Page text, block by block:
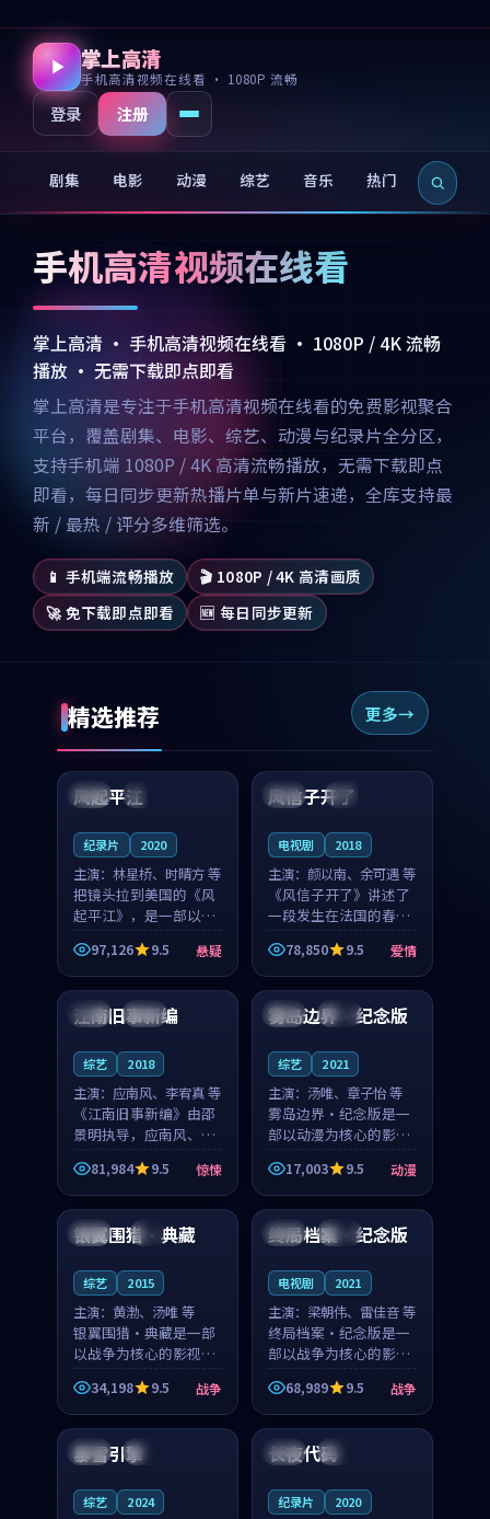
掌上高清
手机高清视频在线看 · 1080P 流畅
登录 注册
剧集 电影 动漫 综艺 音乐 热门 新片
手机高清视频在线看
掌上高清 · 手机高清视频在线看 · 1080P / 4K 流畅
播放 · 无需下载即点即看
掌上高清是专注于手机高清视频在线看的免费影视聚合
平台，覆盖剧集、电影、综艺、动漫与纪录片全分区，
支持手机端 1080P / 4K 高清流畅播放，无需下载即点
即看，每日同步更新热播片单与新片速递，全库支持最
新 / 最热 / 评分多维筛选。
📱 手机端流畅播放
🎬 1080P / 4K 高清画质
🚀 免下载即点即看
🆕 每日同步更新
精选推荐 更多
美国 完结
99:07
风起平江
纪录片 2020
主演： 林星桥、时晴方 等
把镜头拉到美国的《风
起平江》，是一部以时
光记忆为底色的悬疑作
品。林星桥和时晴方贡
献了2020年颇受关注的
合作演出，影片在情感
层次与现实质感之间
97,126 9.5 悬疑
法国 4K
99:21
风信子开了
电视剧 2018
主演： 颜以南、余可遇 等
《风信子开了》讲述了
一段发生在法国的春日
漫步故事。颜以南饰演
的主角与余可遇的角色
因一场意外卷入更深的
纠葛，爱情元素贯穿始
终，节奏稳健而富有张
78,850 9.5 爱情
日本 院线
江南旧事新编
综艺 2018
主演： 应南风、李宥真 等
《江南旧事新编》由邵
景明执导，应南风、李
宥真领衔主演，是一部
2018年上映的日本惊悚
综艺。影片以邻里温情
为切入，呈现一段从初
遇到告别都浸着真实
81,984 9.5 惊悚
英国 杜比
雾岛边界·纪念版
综艺 2021
主演： 汤唯、章子怡 等
雾岛边界·纪念版是一
部以动漫为核心的影视
作品，围绕危机、反转
与人物成长展开，整体
节奏紧凑，值得推荐观
17,003 9.5 动漫
日本 4K
银翼围猎·典藏
综艺 2015
主演： 黄渤、汤唯 等
银翼围猎·典藏是一部
以战争为核心的影视作
品，围绕危机、反转与
人物成长展开，整体节
奏紧凑，值得推荐观
34,198 9.5 战争
中国 完结
终局档案·纪念版
电视剧 2021
主演： 梁朝伟、雷佳音 等
终局档案·纪念版是一
部以战争为核心的影视
作品，围绕危机、反转
与人物成长展开，整体
节奏紧凑，值得推荐观
68,989 9.5 战争
韩国 院线
暴雪引擎
综艺 2024
韩国 高分
长夜代码
纪录片 2020